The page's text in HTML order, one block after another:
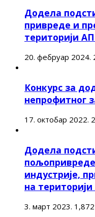
Додела
привреде и
територији
20. фебруар 2024.
Конкурс за
непрофитног
17. октобар 2022.
Додела
индустрије,
на
3. март 2023. 1,872